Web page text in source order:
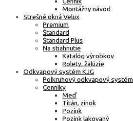
Montážny návod
Strešné okná Velux
Premium
Štandard
Štandard Plus
Na stiahnutie
Katalóg výrobkov
Rolety, žalúzie
Odkvapový systém KJG
Polkruhový odkvapový systém
Cenníky
Meď
Titán, zinok
Pozink
Pozink lakovaný